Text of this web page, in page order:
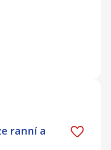
ranní a